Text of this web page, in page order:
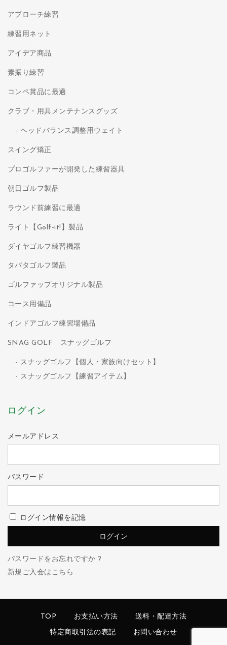
アプローチ練習
練習用ネット
アイデア商品
素振り練習
コンペ賞品に最適
クラブ・用具メンテナンスグッズ
ヘッドバランス調整用ウェイト
スイング矯正
プロゴルファーが開発した練習器具
朝日ゴルフ製品
ラウンド前練習に最適
ライト【Golf-it!】製品
ダイヤゴルフ練習機器
タバタゴルフ製品
ゴルファップオリジナル製品
コース用備品
インドアゴルフ練習場備品
SNAG GOLF スナッグゴルフ
スナッグゴルフ【個人・家族向けセット】
スナッグゴルフ【練習アイテム】
ログイン
メールアドレス
パスワード
ログイン情報を記憶
パスワードをお忘れですか ?
新規ご入会はこちら
TOP お支払い方法 送料・配達方法
特定商取引法の表記 お問い合わせ